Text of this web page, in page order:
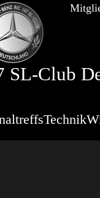
SL-Club
Technik